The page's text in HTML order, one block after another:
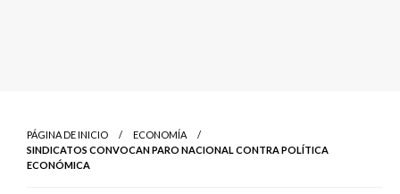
PÁGINA DE INICIO
ECONOMÍA
SINDICATOS CONVOCAN PARO NACIONAL CONTRA POLÍTICA
ECONÓMICA